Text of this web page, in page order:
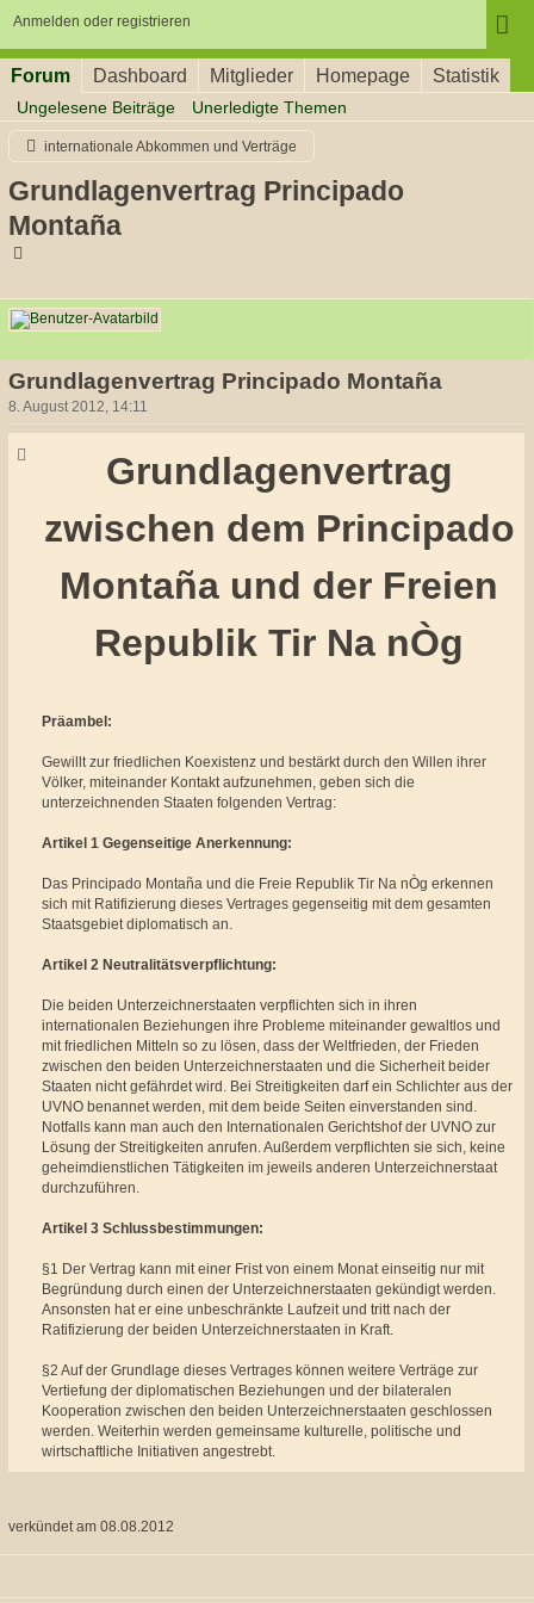
Anmelden oder registrieren
Forum Dashboard Mitglieder Homepage Statistik
Ungelesene Beiträge Unerledigte Themen
internationale Abkommen und Verträge
Grundlagenvertrag Principado
Montaña
Siddhârtha
Grundlagenvertrag Principado Montaña
8. August 2012, 14:11
Grundlagenvertrag
zwischen dem Principado
Montaña und der Freien
Republik Tir Na nÒg
Präambel:
Gewillt zur friedlichen Koexistenz und bestärkt durch den Willen ihrer
Völker, miteinander Kontakt aufzunehmen, geben sich die
unterzeichnenden Staaten folgenden Vertrag:
Artikel 1 Gegenseitige Anerkennung:
Das Principado Montaña und die Freie Republik Tir Na nÒg erkennen
sich mit Ratifizierung dieses Vertrages gegenseitig mit dem gesamten
Staatsgebiet diplomatisch an.
Artikel 2 Neutralitätsverpflichtung:
Die beiden Unterzeichnerstaaten verpflichten sich in ihren
internationalen Beziehungen ihre Probleme miteinander gewaltlos und
mit friedlichen Mitteln so zu lösen, dass der Weltfrieden, der Frieden
zwischen den beiden Unterzeichnerstaaten und die Sicherheit beider
Staaten nicht gefährdet wird. Bei Streitigkeiten darf ein Schlichter aus der
UVNO benannet werden, mit dem beide Seiten einverstanden sind.
Notfalls kann man auch den Internationalen Gerichtshof der UVNO zur
Lösung der Streitigkeiten anrufen. Außerdem verpflichten sie sich, keine
geheimdienstlichen Tätigkeiten im jeweils anderen Unterzeichnerstaat
durchzuführen.
Artikel 3 Schlussbestimmungen:
§1 Der Vertrag kann mit einer Frist von einem Monat einseitig nur mit
Begründung durch einen der Unterzeichnerstaaten gekündigt werden.
Ansonsten hat er eine unbeschränkte Laufzeit und tritt nach der
Ratifizierung der beiden Unterzeichnerstaaten in Kraft.
§2 Auf der Grundlage dieses Vertrages können weitere Verträge zur
Vertiefung der diplomatischen Beziehungen und der bilateralen
Kooperation zwischen den beiden Unterzeichnerstaaten geschlossen
werden. Weiterhin werden gemeinsame kulturelle, politische und
wirtschaftliche Initiativen angestrebt.
verkündet am 08.08.2012